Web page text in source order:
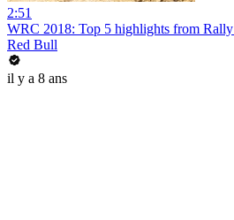
2:51
WRC 2018: Top 5 highlights from
Red Bull
il y a 8 ans